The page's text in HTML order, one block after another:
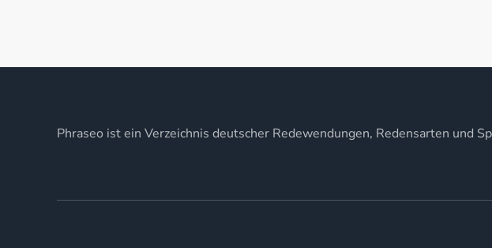
Phraseo ist ein Verzeichnis deutscher Redewendungen, Redensarten und